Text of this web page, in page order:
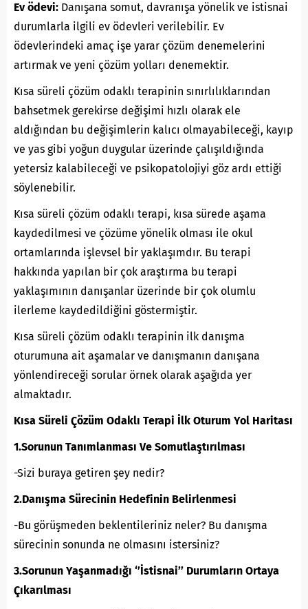
Ev ödevi: Danışana somut, davranışa yönelik ve istisnai
durumlarla ilgili ev ödevleri verilebilir. Ev
ödevlerindeki amaç işe yarar çözüm denemelerini
artırmak ve yeni çözüm yolları denemektir.
Kısa süreli çözüm odaklı terapinin sınırlılıklarından
bahsetmek gerekirse değişimi hızlı olarak ele
aldığından bu değişimlerin kalıcı olmayabileceği, kayıp
ve yas gibi yoğun duygular üzerinde çalışıldığında
yetersiz kalabileceği ve psikopatolojiyi göz ardı ettiği
söylenebilir.
Kısa süreli çözüm odaklı terapi, kısa sürede aşama
kaydedilmesi ve çözüme yönelik olması ile okul
ortamlarında işlevsel bir yaklaşımdır. Bu terapi
hakkında yapılan bir çok araştırma bu terapi
yaklaşımının danışanlar üzerinde bir çok olumlu
ilerleme kaydedildiğini göstermiştir.
Kısa süreli çözüm odaklı terapinin ilk danışma
oturumuna ait aşamalar ve danışmanın danışana
yönlendireceği sorular örnek olarak aşağıda yer
almaktadır.
Kısa Süreli Çözüm Odaklı Terapi İlk Oturum Yol Haritası
1.Sorunun Tanımlanması Ve Somutlaştırılması
-Sizi buraya getiren şey nedir?
2.Danışma Sürecinin Hedefinin Belirlenmesi
-Bu görüşmeden beklentileriniz neler? Bu danışma
sürecinin sonunda ne olmasını istersiniz?
3.Sorunun Yaşanmadığı ‘’İstisnai’’ Durumların Ortaya
Çıkarılması